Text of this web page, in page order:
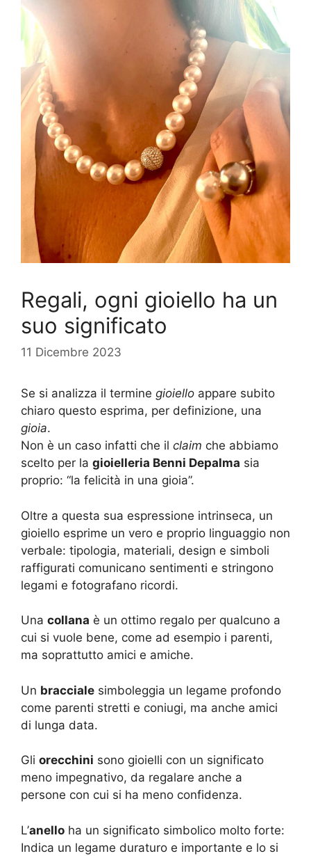
Regali, ogni gioiello ha un
suo significato
11 Dicembre 2023
Se si analizza il termine gioiello appare subito
chiaro questo esprima, per definizione, una
gioia.
Non è un caso infatti che il claim che abbiamo
scelto per la gioielleria Benni Depalma sia
proprio: “la felicità in una gioia”.
Oltre a questa sua espressione intrinseca, un
gioiello esprime un vero e proprio linguaggio non
verbale: tipologia, materiali, design e simboli
raffigurati comunicano sentimenti e stringono
legami e fotografano ricordi.
Una collana è un ottimo regalo per qualcuno a
cui si vuole bene, come ad esempio i parenti,
ma soprattutto amici e amiche.
Un bracciale simboleggia un legame profondo
come parenti stretti e coniugi, ma anche amici
di lunga data.
Gli orecchini sono gioielli con un significato
meno impegnativo, da regalare anche a
persone con cui si ha meno confidenza.
L’anello ha un significato simbolico molto forte:
Indica un legame duraturo e importante e lo si